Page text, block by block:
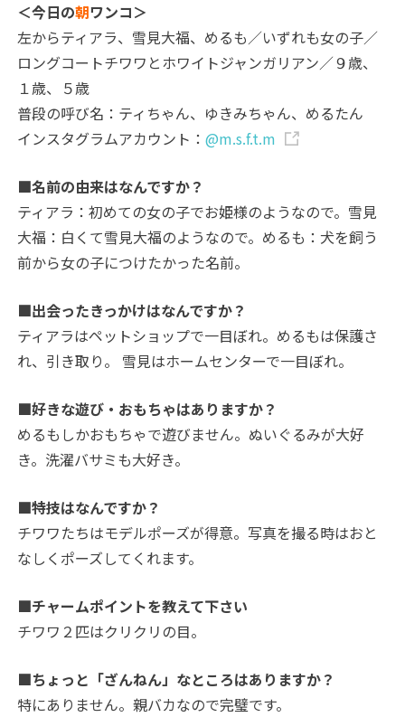
＜今日の朝ワンコ＞
左からティアラ、雪見大福、めるも／いずれも女の子／
ロングコートチワワとホワイトジャンガリアン／９歳、
１歳、５歳
普段の呼び名：ティちゃん、ゆきみちゃん、めるたん
インスタグラムアカウント：@m.s.f.t.m
■名前の由来はなんですか？
ティアラ：初めての女の子でお姫様のようなので。 雪見
大福：白くて雪見大福のようなので。 めるも：犬を飼う
前から女の子につけたかった名前。
■出会ったきっかけはなんですか？
ティアラはペットショップで一目ぼれ。めるもは保護さ
れ、引き取り。 雪見はホームセンターで一目ぼれ。
■好きな遊び・おもちゃはありますか？
めるもしかおもちゃで遊びません。ぬいぐるみが大好
き。洗濯バサミも大好き。
■特技はなんですか？
チワワたちはモデルポーズが得意。写真を撮る時はおと
なしくポーズしてくれます。
■チャームポイントを教えて下さい
チワワ２匹はクリクリの目。
■ちょっと「ざんねん」なところはありますか？
特にありません。親バカなので完璧です。